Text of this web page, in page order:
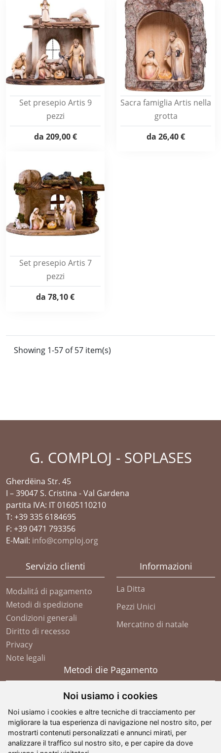
Noi usiamo i cookies
Noi usiamo i cookies e altre tecniche di tracciamento per
migliorare la tua esperienza di navigazione nel nostro sito, per
mostrarti contenuti personalizzati e annunci mirati, per
analizzare il traffico sul nostro sito, e per capire da dove
Set presepio Artis 9
pezzi
da 209,00 €
Sacra famiglia Artis nella
grotta
da 26,40 €
Set presepio Artis 7
pezzi
da 78,10 €
Showing 1-57 of 57 item(s)
G. COMPLOJ - SOPLASES
Gherdëina Str. 45
I – 39047 S. Cristina - Val Gardena
partita IVA: IT 01605110210
T: +39 335 6184695
F: +39 0471 793356
E-Mail: info@comploj.org
Servizio clienti
Modalitá di pagamento
Metodi di spedizione
Condizioni generali
Diritto di recesso
Privacy
Note legali
Informazioni
La Ditta
Pezzi Unici
Mercatino di natale
Metodi die Pagamento